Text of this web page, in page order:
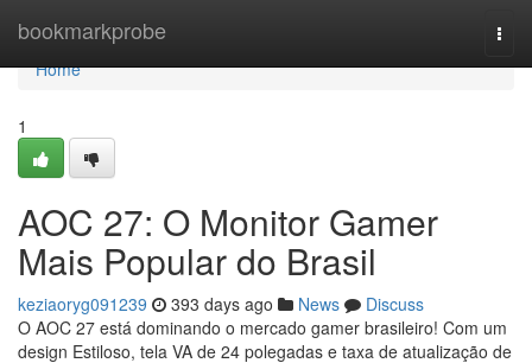
bookmarkprobe
Home
Home
1
AOC 27: O Monitor Gamer
Mais Popular do Brasil
keziaoryg091239 393 days ago News
Discuss
O AOC 27 está dominando o mercado gamer brasileiro! Com um
design Estiloso, tela VA de 24 polegadas e taxa de atualização de